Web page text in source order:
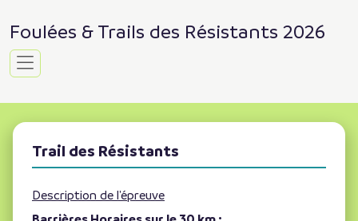
Foulées & Trails des Résistants 2026
Trail des Résistants
Description de l'épreuve